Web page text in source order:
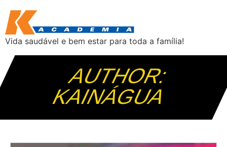
Vida saudável e bem estar para toda a família!
AUTHOR:
KAINÁGUA